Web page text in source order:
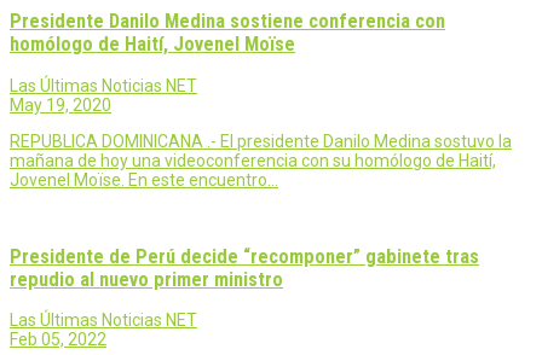
Presidente Danilo Medina sostiene conferencia con
homólogo de Haití, Jovenel Moïse
Las Últimas Noticias NET
May 19, 2020
REPUBLICA DOMINICANA .- El presidente Danilo Medina sostuvo la
mañana de hoy una videoconferencia con su homólogo de Haití,
Jovenel Moïse. En este encuentro…
Presidente de Perú decide “recomponer” gabinete tras
repudio al nuevo primer ministro
Las Últimas Noticias NET
Feb 05, 2022